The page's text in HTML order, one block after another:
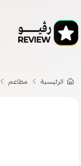
الرئيسية مطاعم